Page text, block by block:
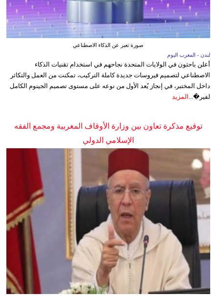
صورة تعبر عن الذكاء الاصطناعي
لندن - المغرب اليوم
أعلن باحثون في الولايات المتحدة نجاحهم في استخدام تقنيات الذكاء
الاصطناعي لتصميم فيروسات جديدة كاملة التركيب، تمكنت من العمل والتكاثر
داخل المختبر، في إنجاز يُعد الأول من نوعه على مستوى تصميم الجينوم الكامل
لفير�...
المزيد
توقيع مذكرة تعاون بين وزارة الأوقاف المغربية ومجمع الفقه
الإسلامي الدولي